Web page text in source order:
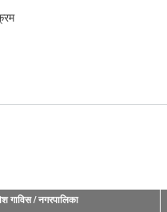
गाविस / नगरपालिका